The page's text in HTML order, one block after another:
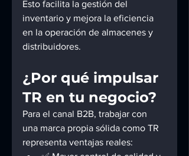
Esto facilita la gestión del
inventario y mejora la eficiencia
en la operación de almacenes y
distribuidores.
¿Por qué impulsar
TR en tu negocio?
Para el canal B2B, trabajar con
una marca propia sólida como TR
representa ventajas reales: